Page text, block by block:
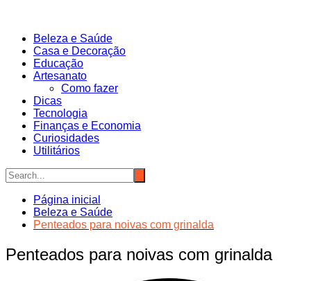
Beleza e Saúde
Casa e Decoração
Educação
Artesanato
Como fazer
Dicas
Tecnologia
Finanças e Economia
Curiosidades
Utilitários
Página inicial
Beleza e Saúde
Penteados para noivas com grinalda
Penteados para noivas com grinalda